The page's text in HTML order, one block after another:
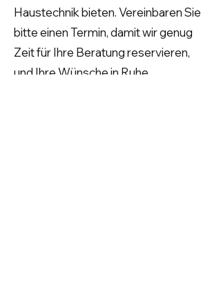
Haustechnik bieten. Vereinbaren Sie
bitte einen Termin, damit wir genug
Zeit für Ihre Beratung reservieren,
und Ihre Wünsche in Ruhe